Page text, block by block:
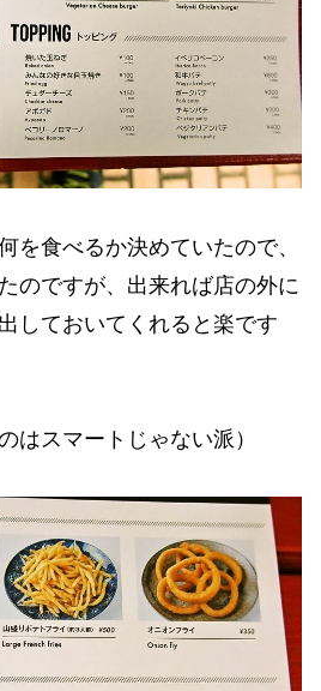
を食べるか決めていたので、
のですが、出来れば店の外に
しておいてくれると楽です
はスマートじゃない派）